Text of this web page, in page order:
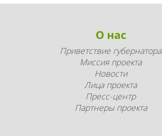
О нас
Приветствие губернатора
Миссия проекта
Новости
Лица проекта
Пресс-центр
Партнеры проекта